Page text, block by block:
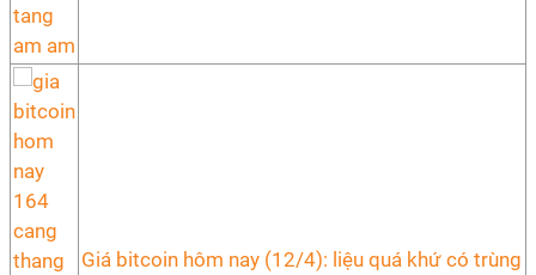
Giá bitcoin hôm nay (12/4): liệu quá khứ có trùng